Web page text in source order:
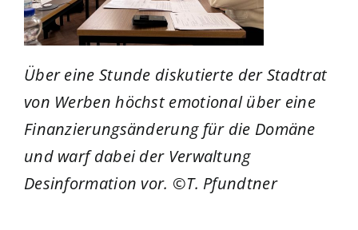
Über eine Stunde diskutierte der Stadtrat
von Werben höchst emotional über eine
Finanzierungsänderung für die Domäne
und warf dabei der Verwaltung
Desinformation vor. ©T. Pfundtner